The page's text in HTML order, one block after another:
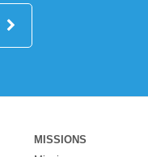
MISSIONS